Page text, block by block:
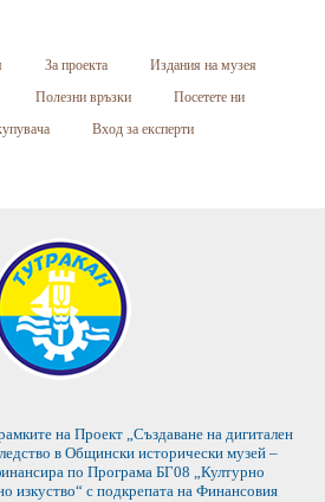
За проекта
Издания на музея
Полезни връзки
Посетете ни
Вход за експерти
на Проект „Създаване на дигитален
в Общински исторически музей –
по Програма БГ08 „Културно
изкуство“ с подкрепата на Финансовия